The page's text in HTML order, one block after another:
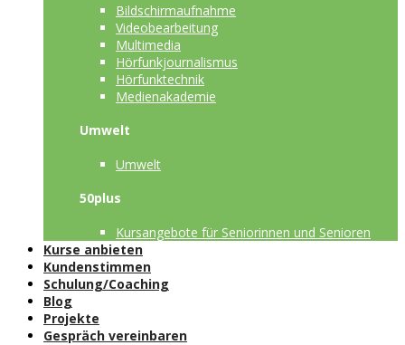
Bildschirmaufnahme
Videobearbeitung
Multimedia
Hörfunkjournalismus
Hörfunktechnik
Medienakademie
Umwelt
Umwelt
50plus
Kursangebote für Seniorinnen und Senioren
Kurse anbieten
Kundenstimmen
Schulung/Coaching
Blog
Projekte
Gespräch vereinbaren